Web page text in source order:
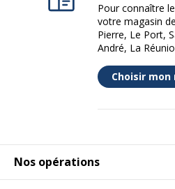
Nos opérations
Pour connaître
votre magasin
Pierre, Le Port,
André, La
Choisir